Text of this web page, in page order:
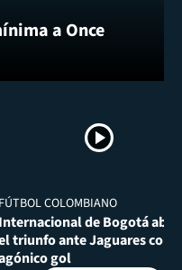
a Once
FÚTBOL COLOMBIANO
Internacional de Bogotá
triunfo ante Jaguares con
gol